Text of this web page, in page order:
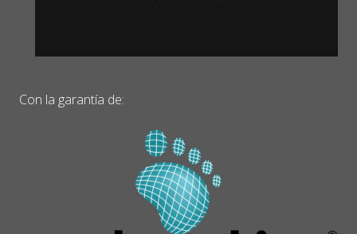
Con la garantía de: